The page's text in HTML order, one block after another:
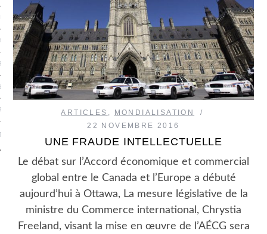
CASINO EN LIGNE
SITES NOT ON GAMSTOP
LIGNE
LIGNE
LIGNE BONUS SANS DÉPÔT
ARTICLES ,
MONDIALISATION
22 NOVEMBRE 2016
UNE FRAUDE INTELLECTUELLE
Le débat sur l’Accord économique et commercial
global entre le Canada et l’Europe a débuté
aujourd’hui à Ottawa, La mesure législative de la
ministre du Commerce international, Chrystia
Freeland, visant la mise en œuvre de l’AÉCG sera